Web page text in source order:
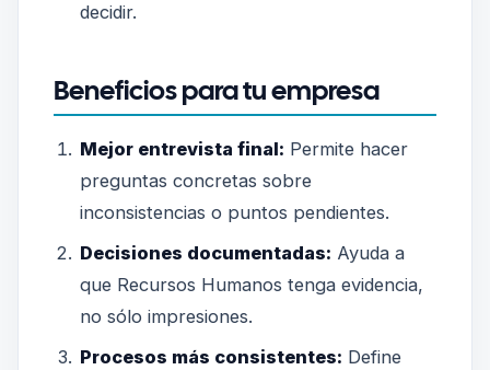
decidir.
Beneficios para tu empresa
Mejor entrevista final: Permite hacer
preguntas concretas sobre
inconsistencias o puntos pendientes.
Decisiones documentadas: Ayuda a
que Recursos Humanos tenga evidencia,
no sólo impresiones.
Procesos más consistentes: Define